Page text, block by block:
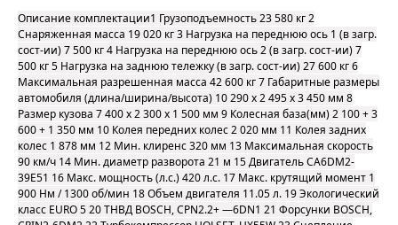
Описание комплектации1 Грузоподъемность 23 580 кг 2
Снаряженная масса 19 020 кг 3 Нагрузка на переднюю ось 1 (в загр.
сост-ии) 7 500 кг 4 Нагрузка на переднюю ось 2 (в загр. сост-ии) 7
500 кг 5 Нагрузка на заднюю тележку (в загр. сост-ии) 27 600 кг 6
Максимальная разрешенная масса 42 600 кг 7 Габаритные размеры
автомобиля (длина/ширина/высота) 10 290 х 2 495 х 3 450 мм 8
Размер кузова 7 400 x 2 300 x 1 500 мм 9 Колесная база(мм) 2 100 + 3
600 + 1 350 мм 10 Колея передних колес 2 020 мм 11 Колея задних
колес 1 878 мм 12 Мин. клиренс 320 мм 13 Максимальная скорость
90 км/ч 14 Мин. диаметр разворота 21 м 15 Двигатель CA6DM2-
39E51 16 Макс. мощность (л.с.) 420 л.с. 17 Макс. крутящий момент 1
900 Нм / 1300 об/мин 18 Объем двигателя 11.05 л. 19 Экологический
класс EURO 5 20 ТНВД BOSCH, CPN2.2+ —6DN1 21 Форсунки BOSCH,